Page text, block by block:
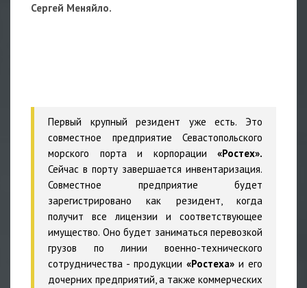
Сергей Меняйло.
Первый крупный резидент уже есть. Это
совместное предприятие Севастопольского
морского порта и корпорации «Ростех».
Сейчас в порту завершается инвентаризация.
Совместное предприятие будет
зарегистрировано как резидент, когда
получит все лицензии и соответствующее
имущество. Оно будет заниматься перевозкой
грузов по линии военно-технического
сотрудничества - продукции «Ростеха» и его
дочерних предприятий, а также коммерческих